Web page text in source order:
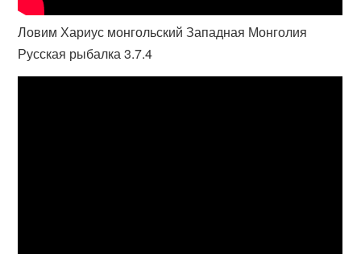
Ловим Хариус монгольский Западная Монголия
Русская рыбалка 3.7.4